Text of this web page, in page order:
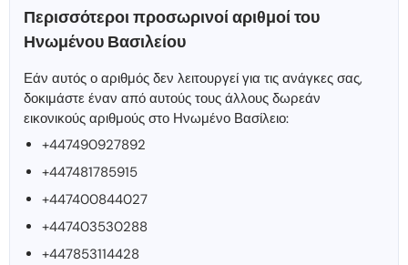
Περισσότεροι προσωρινοί αριθμοί του
Ηνωμένου Βασιλείου
Εάν αυτός ο αριθμός δεν λειτουργεί για τις ανάγκες σας,
δοκιμάστε έναν από αυτούς τους άλλους δωρεάν
εικονικούς αριθμούς στο Ηνωμένο Βασίλειο:
+447490927892
+447481785915
+447400844027
+447403530288
+447853114428